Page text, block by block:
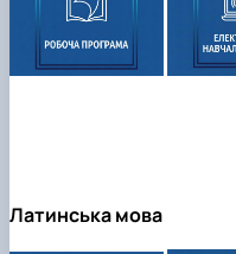
Латинська мова